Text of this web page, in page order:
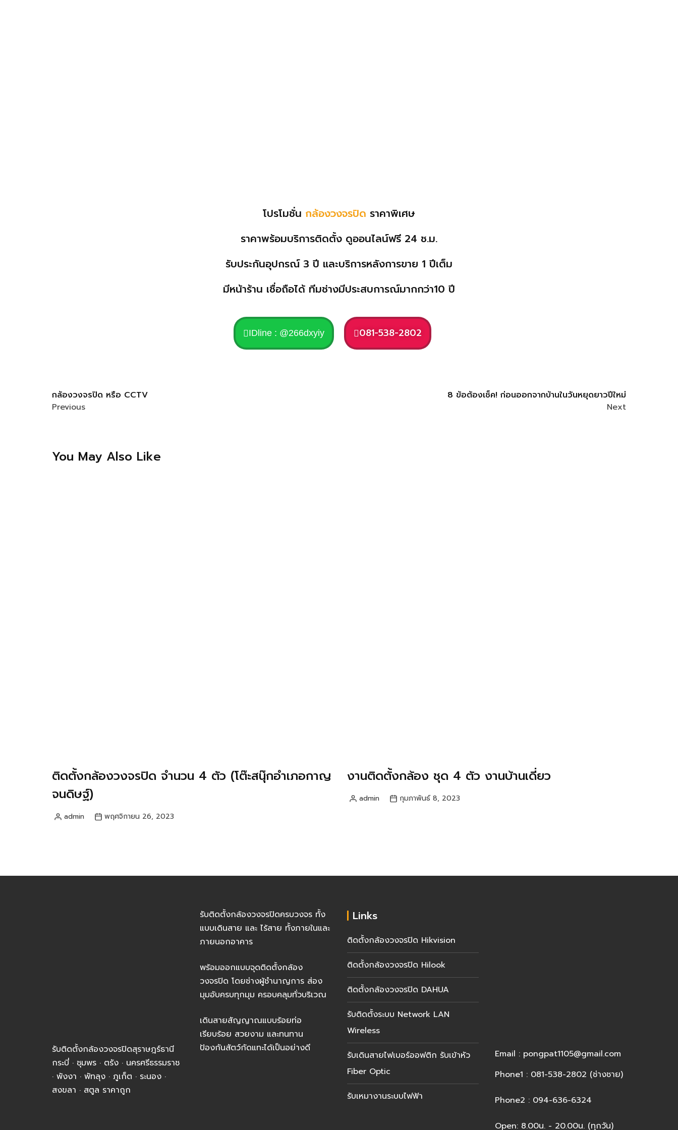
โปรโมชั่น กล้องวงจรปิด ราคาพิเศษ
ราคาพร้อมบริการติดตั้ง ดูออนไลน์ฟรี 24 ช.ม.
รับประกันอุปกรณ์ 3 ปี และบริการหลังการขาย 1 ปีเต็ม
มีหน้าร้าน เชื่อถือได้ ทีมช่างมีประสบการณ์มากกว่า10 ปี
IDline : @266dxyiy 081-538-2802
กล้องวงจรปิด หรือ CCTV
Previous
8 ข้อต้องเช็ค! ก่อนออกจากบ้านในวันหยุดยาวปีใหม่
Next
You May Also Like
ติดตั้งกล้องวงจรปิด จำนวน 4 ตัว (โต๊ะสนุ๊กอำเภอกาญ
จนดิษฐ์)
admin พฤศจิกายน 26, 2023
งานติดตั้งกล้อง ชุด 4 ตัว งานบ้านเดี่ยว
admin กุมภาพันธ์ 8, 2023
รับติดตั้งกล้องวงจรปิดสุราษฎร์ธานี
กระบี่ · ชุมพร · ตรัง · นครศรีธรรมราช
· พังงา · พัทลุง · ภูเก็ต · ระนอง ·
สงขลา · สตูล ราคาถูก
รับติดตั้งกล้องวงจรปิดครบวงจร ทั้ง
แบบเดินสาย และ ไร้สาย ทั้งภายในและ
ภายนอกอาคาร
พร้อมออกแบบจุดติดตั้งกล้อง
วงจรปิด โดยช่างผู้ชำนาญการ ส่อง
มุมอับครบทุกมุม ครอบคลุมทั่วบริเวณ
เดินสายสัญญาณแบบร้อยท่อ
เรียบร้อย สวยงาม และทนทาน
ป้องกันสัตว์กัดแทะได้เป็นอย่างดี
Links
ติดตั้งกล้องวงจรปิด Hikvision
ติดตั้งกล้องวงจรปิด Hilook
ติดตั้งกล้องวงจรปิด DAHUA
รับติดตั้งระบบ Network LAN
Wireless
รับเดินสายไฟเบอร์ออฟติก รับเข้าหัว
Fiber Optic
รับเหมางานระบบไฟฟ้า
Email : pongpat1105@gmail.com
Phone1 : 081-538-2802 (ช่างชาย)
Phone2 : 094-636-6324
Open: 8.00น. - 20.00น. (ทุกวัน)